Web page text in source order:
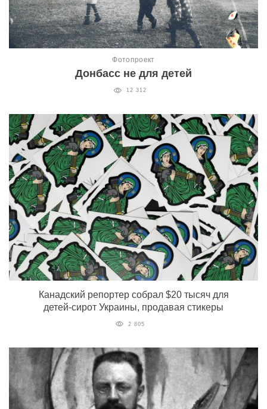
Фотопроект
Донбасс не для детей
12 312
Канадский репортер собрал $20 тысяч для
детей-сирот Украины, продавая стикеры
2 805